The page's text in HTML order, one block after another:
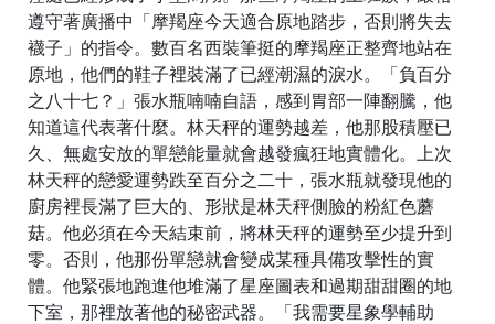
遵守著廣播中「摩羯座今天適合原地踏步，否則將失去
襪子」的指令。數百名西裝筆挺的摩羯座正整齊地站在
原地，他們的鞋子裡裝滿了已經潮濕的淚水。「負百分
之八十七？」張水瓶喃喃自語，感到胃部一陣翻騰，他
知道這代表著什麼。林天秤的運勢越差，他那股積壓已
久、無處安放的單戀能量就會越發瘋狂地實體化。上次
林天秤的戀愛運勢跌至百分之二十，張水瓶就發現他的
廚房裡長滿了巨大的、形狀是林天秤側臉的粉紅色蘑
菇。他必須在今天結束前，將林天秤的運勢至少提升到
零。否則，他那份單戀就會變成某種具備攻擊性的實
體。他緊張地跑進他堆滿了星座圖表和過期甜甜圈的地
下室，那裡放著他的秘密武器。「我需要星象學輔助